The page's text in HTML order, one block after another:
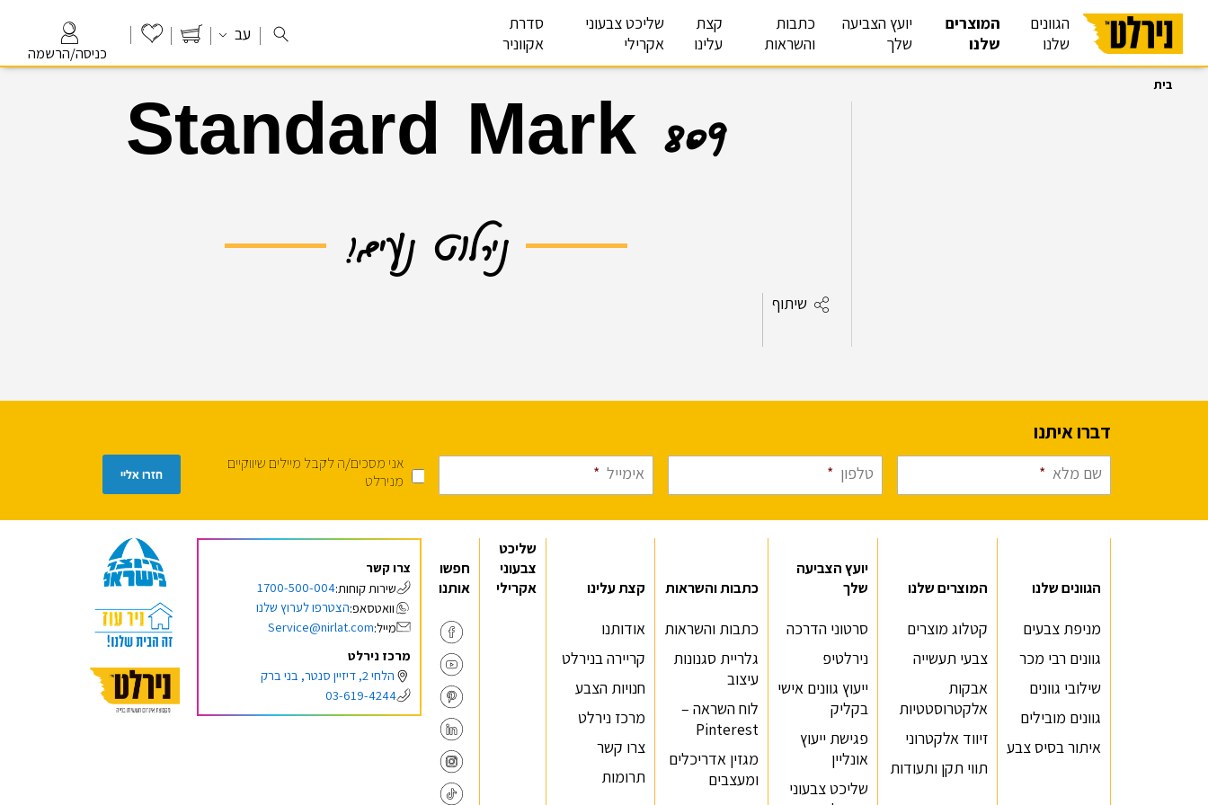
כניסה/הרשמה
עב
הגוונים
שלנו
המוצרים
שלנו
יועץ הצביעה
שלך
כתבות
והשראות
קצת
עלינו
שליכט צבעוני
אקרילי
סדרת
אקווניר
בית Standard Mark 809
נירלוט נעים!
שיתוף
דברו איתנו
שם מלא * טלפון * אימייל *
אני מסכים/ה לקבל מיילים שיווקיים
מנירלט
הגוונים שלנו
מניפת צבעים
גוונים רבי מכר
שילובי גוונים
גוונים מובילים
איתור בסיס צבע
המוצרים שלנו
קטלוג מוצרים
צבעי תעשייה
אבקות
אלקטרוסטטיות
זיווד אלקטרוני
תווי תקן ותעודות
יועץ הצביעה
שלך
סרטוני הדרכה
נירלטיפ
ייעוץ גוונים אישי
בקליק
פגישת ייעוץ
אונליין
שליכט צבעוני
כתבות והשראות
כתבות והשראות
גלריית סגנונות
עיצוב
לוח השראה –
Pinterest
מגזין אדריכלים
ומעצבים
קצת עלינו
אודותנו
קריירה בנירלט
חנויות הצבע
מרכז נירלט
צרו קשר
תרומות
שליכט
צבעוני
אקרילי
חפשו
אותנו
צרו קשר
שירות קוחות:1700-500-004
וואטסאפ:הצטרפו לערוץ שלנו
מייל:Service@nirlat.com
מרכז נירלט
הלחי 2, דיזיין סנטר, בני ברק
03-619-4244